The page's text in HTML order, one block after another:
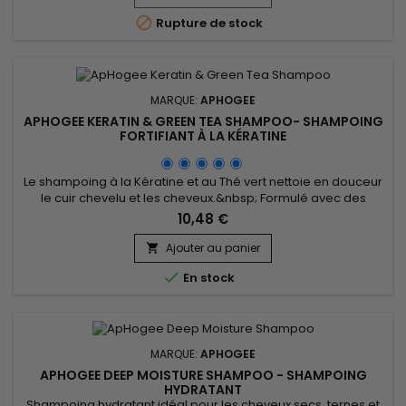
capillaire tout en réduisant la casse. ApHogee Balancing
Moisturizer...
 Rupture de stock
MARQUE: APHOGEE
APHOGEE KERATIN & GREEN TEA SHAMPOO- SHAMPOING
FORTIFIANT À LA KÉRATINE
Le shampoing à la Kératine et au Thé vert nettoie en douceur
le cuir chevelu et les cheveux.&nbsp; Formulé avec des
acides aminés, il renforce les cheveux, évite la casse et la
chute.&nbsp; Enrichi en extrait de Thé vert, bien connu pour
ses vertus anti-oxydantes, le shampoing à la kératine de
ApHogee est parfait pour les cheveux fins, cassants, ternes,...
10,48 €
 Ajouter au panier
 En stock
MARQUE: APHOGEE
APHOGEE DEEP MOISTURE SHAMPOO - SHAMPOING
HYDRATANT